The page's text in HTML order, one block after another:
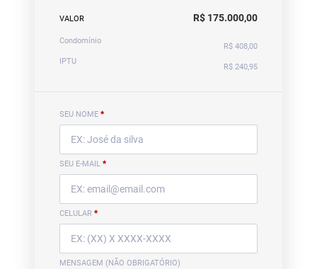
VALOR R$ 175.000,00
Condomínio
R$ 408,00
IPTU
R$ 240,95
SEU NOME *
SEU E-MAIL *
CELULAR *
MENSAGEM (NÃO OBRIGATÓRIO)